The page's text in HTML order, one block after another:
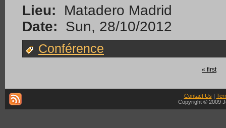
Lieu:
Matadero Madrid
Date:
Sun, 28/10/2012
Conférence
« first
Contact Us
Copyright © 2009